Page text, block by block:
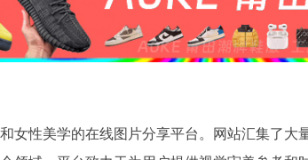
女性美学的在线图片分享平台。网站汇集了